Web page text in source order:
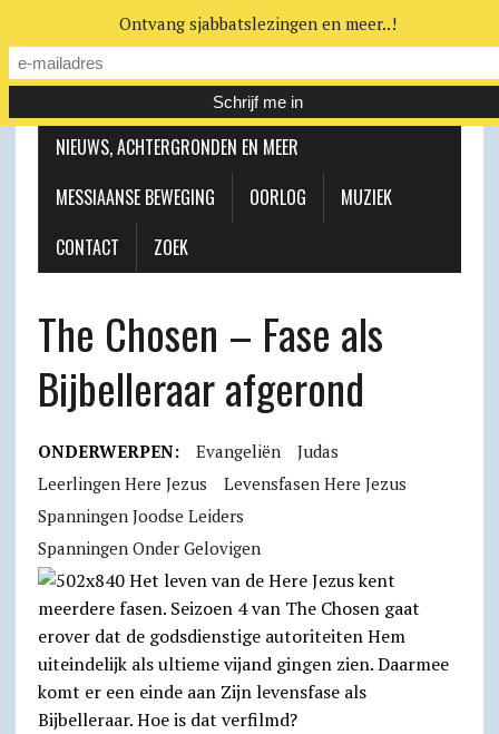
MESSIAANSE GEMEENTE
NIEUWS, ACHTERGRONDEN EN MEER
MESSIAANSE BEWEGING
OORLOG
MUZIEK
CONTACT
ZOEK
The Chosen – Fase als
Bijbelleraar afgerond
ONDERWERPEN: Evangeliën
Judas
Leerlingen Here Jezus
Levensfasen Here Jezus
Spanningen Joodse Leiders
Spanningen Onder Gelovigen
Ontvang sjabbatslezingen en meer..!